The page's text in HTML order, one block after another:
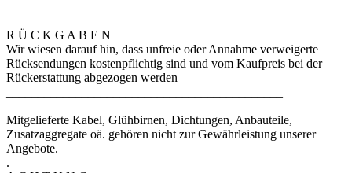
R Ü C K G A B E N
Wir wiesen darauf hin, dass unfreie oder Annahme verweigerte
Rücksendungen kostenpflichtig sind und vom Kaufpreis bei der
Rückerstattung abgezogen werden
Mitgelieferte Kabel, Glühbirnen, Dichtungen, Anbauteile,
Zusatzaggregate oä. gehören nicht zur Gewährleistung unserer
Angebote.
.